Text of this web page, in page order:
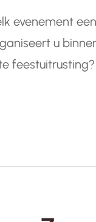
evenement
u